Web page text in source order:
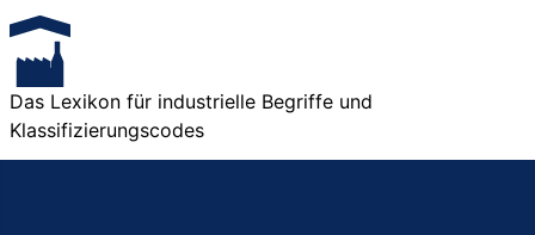
Das Lexikon für industrielle Begriffe und
Klassifizierungscodes